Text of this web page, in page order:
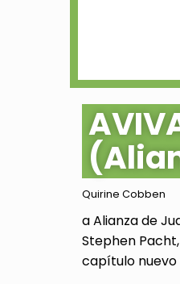
Quirine Cobben
a Alianza de
Stephen
capítulo nuevo